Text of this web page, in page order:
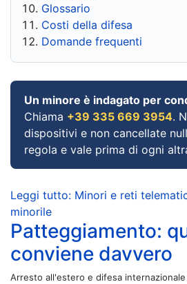
Glossario
Costi della difesa
Domande frequenti
Un minore è indagato per
Chiama +39 335 669 3954.
dispositivi e non cancellate
regola e vale prima di ogni
Leggi tutto: Minori e reti
minorile
Patteggiamento:
conviene davvero
Arresto all'estero e difesa internazionale